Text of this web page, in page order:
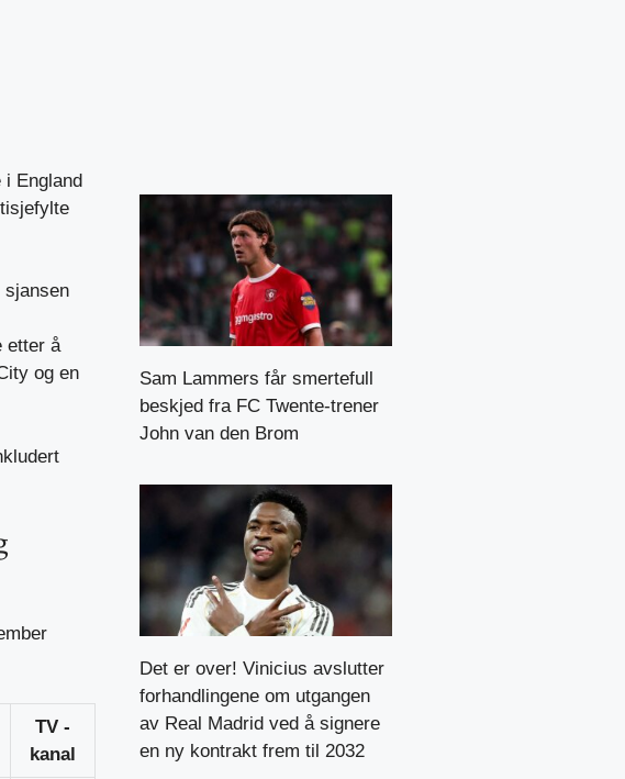
i England
sjansen
etter å
og en
TV -
kanal
Sam Lammers får smertefull
beskjed fra FC Twente-trener
John van den Brom
Det er over! Vinicius avslutter
forhandlingene om utgangen
av Real Madrid ved å signere
en ny kontrakt frem til 2032